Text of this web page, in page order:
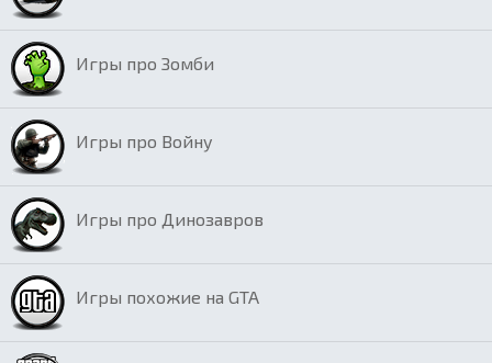
Игры про Зомби
Игры про Войну
Игры про Динозавров
Игры похожие на GTA